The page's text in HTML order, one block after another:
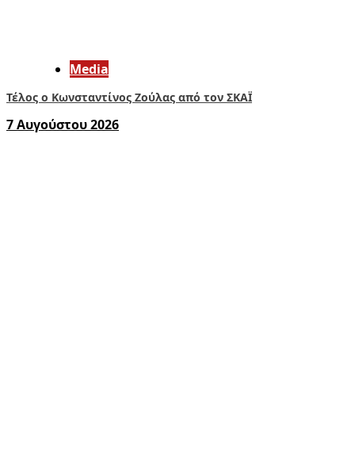
Media
Τέλος ο Κωνσταντίνος Ζούλας από τον ΣΚΑΪ
7 Αυγούστου 2026